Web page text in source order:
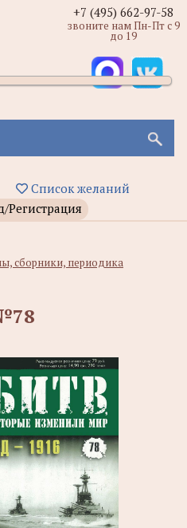
Список желаний
Регистрация
+7 (495) 662-97-58
звоните нам Пн-Пт с 9
до 19
сборники, периодика